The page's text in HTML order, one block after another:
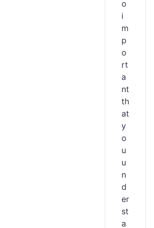
o
i
m
p
o
rt
a
nt
th
at
y
o
u
u
n
d
er
st
a